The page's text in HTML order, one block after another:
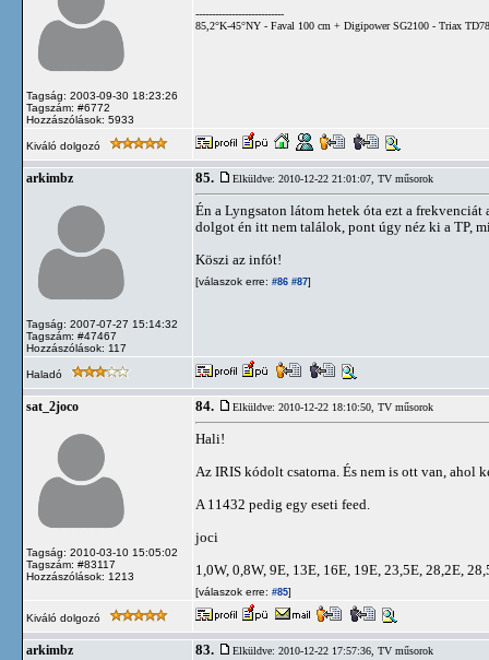
Tagság: 2003-09-30 18:23:26
Tagszám: #6772
Hozzászólások: 5933
---------------------------
85,2°K-45°NY - Faval 100 cm + Digipower SG2100 - Triax
Kiváló dolgozó
arkimbz
Tagság: 2007-07-27 15:14:32
Tagszám: #47467
Hozzászólások: 117
85. Elküldve: 2010-12-22 21:01:07, TV műsorok
Én a Lyngsaton látom hetek óta ezt a
dolgot én itt nem találok, pont úgy néz ki a TP,
Köszi az infót!
[válaszok erre: #86 #87]
Haladó
sat_2joco
Tagság: 2010-03-10 15:05:02
Tagszám: #83117
Hozzászólások: 1213
84. Elküldve: 2010-12-22 18:10:50, TV műsorok
Hali!
Az IRIS kódolt csatorna. És nem is ott van, ahol
A 11432 pedig egy eseti feed.
joci
1,0W, 0,8W, 9E, 13E, 16E, 19E, 23,5E, 28,2E,
[válaszok erre: #85]
Kiváló dolgozó
arkimbz 83. Elküldve: 2010-12-22 17:57:36, TV műsorok